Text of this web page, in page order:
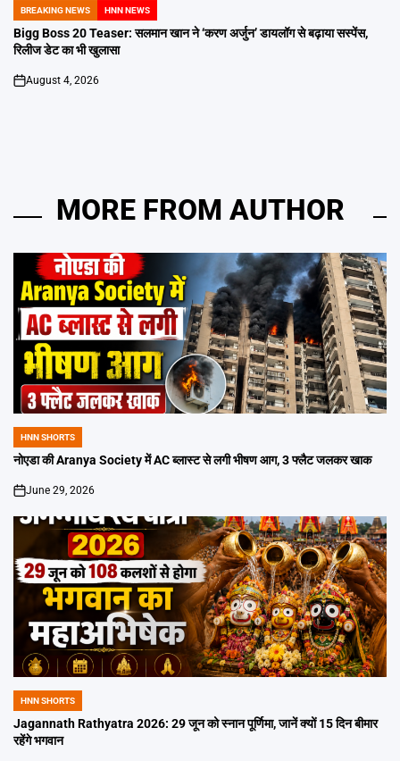
POSTED
IN
BREAKING NEWS HNN NEWS
Bigg Boss 20 Teaser: सलमान खान ने ‘करण अर्जुन’ डायलॉग से बढ़ाया सस्पेंस,
रिलीज डेट का भी खुलासा
on
August 4, 2026
MORE FROM AUTHOR
POSTED
IN
HNN SHORTS
नोएडा की Aranya Society में AC ब्लास्ट से लगी भीषण आग, 3 फ्लैट जलकर खाक
on
June 29, 2026
POSTED
IN
HNN SHORTS
Jagannath Rathyatra 2026: 29 जून को स्नान पूर्णिमा, जानें क्यों 15 दिन बीमार
रहेंगे भगवान